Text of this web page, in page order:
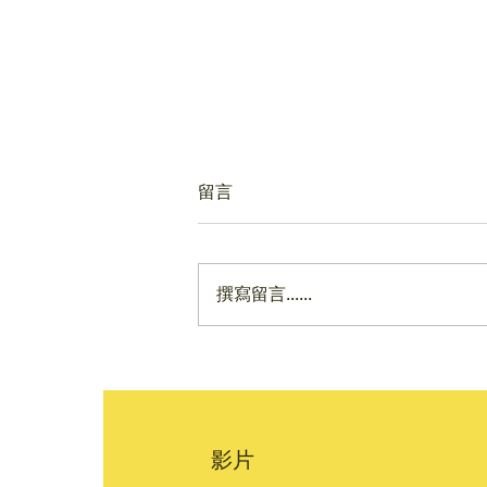
嗎？不是每對親子都天生合
留言
撰寫留言......
影片